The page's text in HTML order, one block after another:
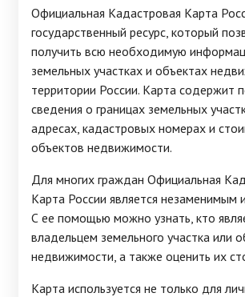
Официальная Кадастровая Карта
государственный ресурс, который
получить всю необходимую
земельных участках и объектах
территории России. Карта содержит
сведения о границах земельных
адресах, кадастровых номерах и
объектов недвижимости.
Для многих граждан Официальная
Карта России является незаменимым
С ее помощью можно узнать, кто
владельцем земельного участка или
недвижимости, а также оценить их
Карта используется не только для